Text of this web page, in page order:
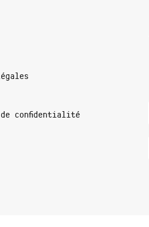
confidentialité